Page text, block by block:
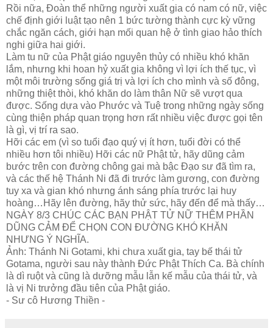
Rồi nữa, Đoàn thể những người xuất gia có nam có nữ, việc
chế định giới luật tạo nên 1 bức tường thành cực kỳ vững
chắc ngăn cách, giới hạn mối quan hệ ở tình giao hảo thích
nghi giữa hai giới.
Làm tu nữ của Phật giáo nguyên thủy có nhiều khó khăn
lắm, nhưng khi hoan hỷ xuất gia không vì lợi ích thế tục, vì
một môi trường sống giá trị và lợi ích cho mình và số đông,
những thiệt thòi, khó khăn do làm thân Nữ sẽ vượt qua
được. Sống dựa vào Phước và Tuệ trong những ngày sống
cùng thiện pháp quan trọng hơn rất nhiều việc được gọi tên
là gì, vị trí ra sao.
Hỡi các em (vì so tuổi đạo quý vị ít hơn, tuổi đời có thể
nhiều hơn tôi nhiều) Hỡi các nữ Phật tử, hãy dũng cảm
bước trên con đường chông gai mà bậc Đạo sư đã tìm ra,
và các thế hệ Thánh Ni đã đi trước làm gương, con đường
tuy xa và gian khó nhưng ánh sáng phía trước lại huy
hoàng…Hãy lên đường, hãy thử sức, hãy đến để mà thấy…
NGÀY 8/3 CHÚC CÁC BẠN PHẬT TỬ NỮ THÊM PHẦN
DŨNG CẢM ĐỂ CHỌN CON ĐƯỜNG KHÓ KHĂN
NHƯNG Ý NGHĨA.
Ảnh: Thánh Ni Gotami, khi chưa xuất gia, tay bế thái tử
Gotama, người sau này thành Đức Phật Thích Ca. Bà chính
là dì ruột và cũng là dưỡng mẫu lẫn kế mẫu của thái tử, và
là vị Ni trưởng đầu tiên của Phật giáo.
- Sư cô Hương Thiền -